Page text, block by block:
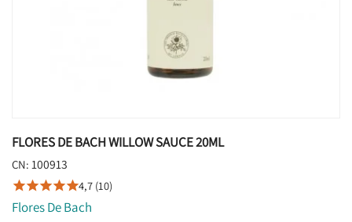
FLORES DE BACH WILLOW SAUCE 20ML
CN: 100913
4,7 (10)
Flores De Bach